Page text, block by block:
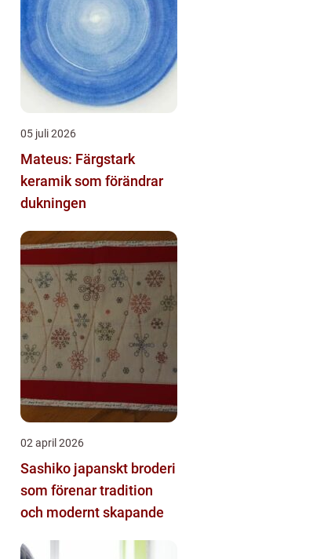
05 juli 2026
Mateus: Färgstark
keramik som förändrar
dukningen
02 april 2026
Sashiko japanskt broderi
som förenar tradition
och modernt skapande